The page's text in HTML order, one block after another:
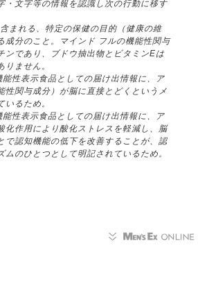
・文字等の情報を認識し次の行動に移す
まれる、特定の保健の目的（健康の維
成分のこと。マインド フルの機能性関与
ンであり、ブドウ抽出物とビタミンEは
ません。
性表示食品としての届け出情報に、ア
性関与成分）が脳に直接とどくというメ
いるため。
性表示食品としての届け出情報に、ア
化作用により酸化ストレスを軽減し、脳
で認知機能の低下を改善することが、認
ムのひとつとして明記されているため。